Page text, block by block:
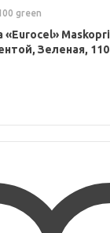
green
Зеленая,